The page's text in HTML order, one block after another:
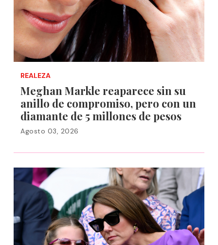
REALEZA
Meghan Markle reaparece sin su
anillo de compromiso, pero con un
diamante de 5 millones de pesos
Agosto 03, 2026